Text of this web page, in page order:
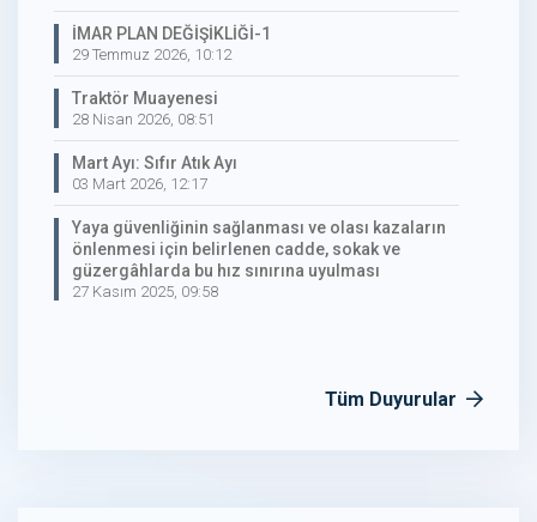
İMAR PLAN DEĞİŞİKLİĞİ-1
29 Temmuz 2026, 10:12
Traktör Muayenesi
28 Nisan 2026, 08:51
Mart Ayı: Sıfır Atık Ayı
03 Mart 2026, 12:17
Yaya güvenliğinin sağlanması ve olası kazaların
önlenmesi için belirlenen cadde, sokak ve
güzergâhlarda bu hız sınırına uyulması
27 Kasım 2025, 09:58
Tüm Duyurular